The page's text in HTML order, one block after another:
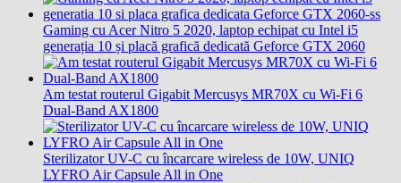
Gaming cu Acer Nitro 5 2020, laptop echipat cu Intel i5
generația 10 și placă grafică dedicată Geforce GTX 2060
Am testat routerul Gigabit Mercusys MR70X cu Wi-Fi 6
Dual-Band AX1800
Sterilizator UV-C cu încarcare wireless de 10W, UNIQ
LYFRO Air Capsule All in One